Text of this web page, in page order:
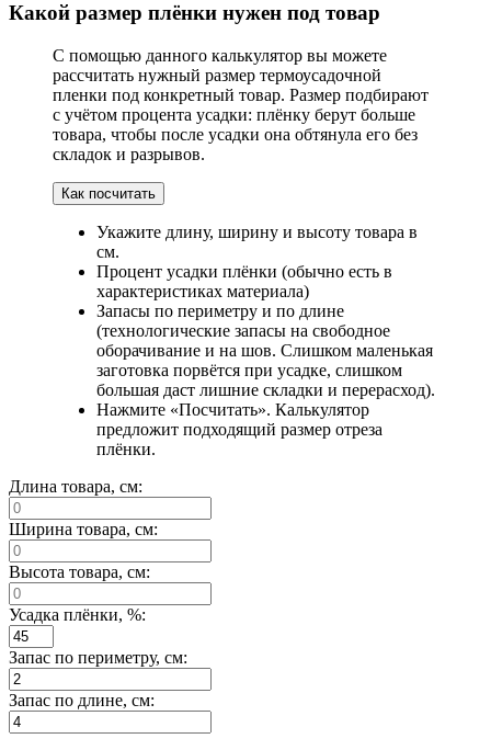
Какой размер плёнки нужен под товар
С помощью данного калькулятор вы можете
раcсчитать нужный размер термоусадочной
пленки под конкретный товар. Размер подбирают
с учётом процента усадки: плёнку берут больше
товара, чтобы после усадки она обтянула его без
складок и разрывов.
Как посчитать
Укажите длину, ширину и высоту товара в
см.
Процент усадки плёнки (обычно есть в
характеристиках материала)
Запасы по периметру и по длине
(технологические запасы на свободное
оборачивание и на шов. Слишком маленькая
заготовка порвётся при усадке, слишком
большая даст лишние складки и перерасход).
Нажмите «Посчитать». Калькулятор
предложит подходящий размер отреза
плёнки.
Длина товара, см:
Ширина товара, см:
Высота товара, см:
Усадка плёнки, %:
Запас по периметру, см:
Запас по длине, см: